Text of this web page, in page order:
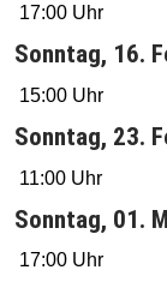
17:00 Uhr
Sonntag, 16.
15:00 Uhr
Sonntag, 23.
11:00 Uhr
Sonntag, 01.
17:00 Uhr